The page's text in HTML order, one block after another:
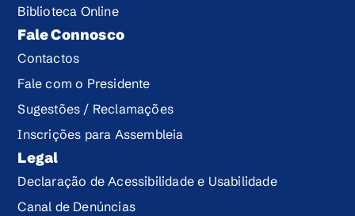
Biblioteca Online
Fale Connosco
Contactos
Fale com o Presidente
Sugestões / Reclamações
Inscrições para Assembleia
Legal
Declaração de Acessibilidade e Usabilidade
Canal de Denúncias